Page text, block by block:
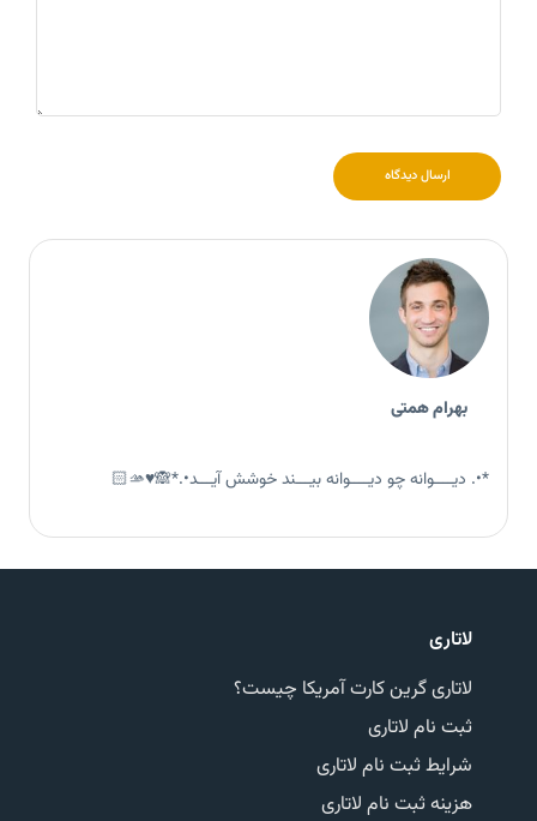
ارسال دیدگاه
بهرام همتی
*•. دیــــوانه چو دیــــوانه بیـــند خوشش آیـــد•.*🙈♥️🫴🏻
لاتاری
لاتاری گرین کارت آمریکا چیست؟
ثبت نام لاتاری
شرایط ثبت نام لاتاری
هزینه ثبت نام لاتاری